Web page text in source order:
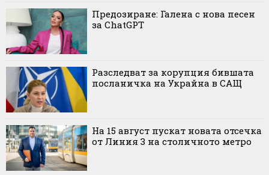
Предозиране: Галена с нова песен
за ChatGPT
Разследват за корупция бившата
посланичка на Украйна в САЩ
На 15 август пускат новата отсечка
от Линия 3 на столичното метро